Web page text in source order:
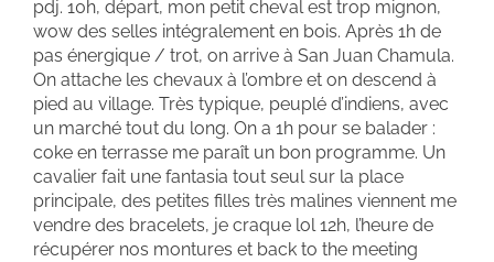
pdj. 10h, départ, mon petit cheval est trop mignon,
wow des selles intégralement en bois. Après 1h de
pas énergique / trot, on arrive à San Juan Chamula.
On attache les chevaux à l’ombre et on descend à
pied au village. Très typique, peuplé d’indiens, avec
un marché tout du long. On a 1h pour se balader :
coke en terrasse me paraît un bon programme. Un
cavalier fait une fantasia tout seul sur la place
principale, des petites filles très malines viennent me
vendre des bracelets, je craque lol 12h, l’heure de
récupérer nos montures et back to the meeting